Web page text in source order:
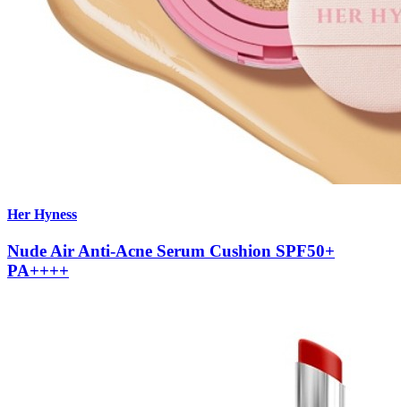
Her Hyness
Nude Air Anti-Acne Serum Cushion SPF50+
PA++++